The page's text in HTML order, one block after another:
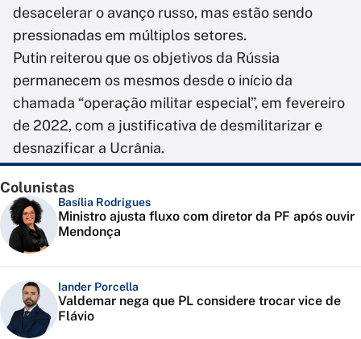
desacelerar o avanço russo, mas estão sendo
pressionadas em múltiplos setores.
Putin reiterou que os objetivos da Rússia
permanecem os mesmos desde o início da
chamada “operação militar especial”, em fevereiro
de 2022, com a justificativa de desmilitarizar e
desnazificar a Ucrânia.
Colunistas
Basília Rodrigues
Ministro ajusta fluxo com diretor da PF após ouvir
Mendonça
Iander Porcella
Valdemar nega que PL considere trocar vice de
Flávio